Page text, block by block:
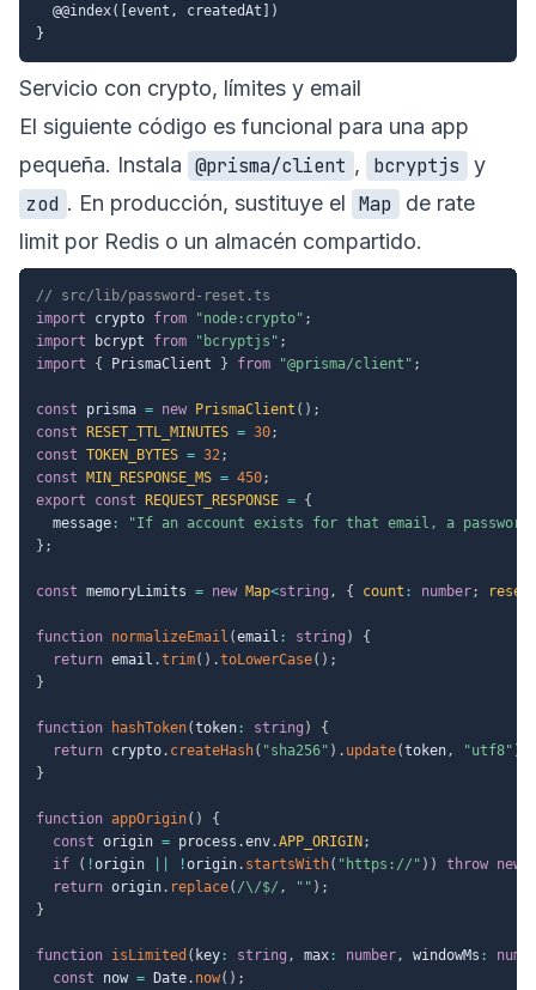
  @@index([event, createdAt])
Servicio con crypto, límites y email
El siguiente código es funcional para una app
pequeña. Instala @prisma/client , bcryptjs
y
zod . En producción, sustituye el Map
de rate
limit por Redis o un almacén compartido.
// src/lib/password-reset.ts
import crypto from "node:crypto" ;
import bcrypt from "bcryptjs" ;
import
{ PrismaClient } from "@prisma/client" ;
const prisma = new PrismaClient ( ) ;
const
RESET_TTL_MINUTES = 30;
const TOKEN_BYTES = 32;
const
MIN_RESPONSE_MS = 450;
export
const REQUEST_RESPONSE = {
  message
:
"If an account exists for that email, a
} ;
const memoryLimits = new Map<string , { count : number;
function normalizeEmail (email : string )
{
return email .trim( ) .toLowerCase( ) ;
}
function hashToken(token : string )
{
return crypto. createHash( "sha256" ) . update(token, "utf8" )
}
function appOrigin( )
{
const origin = process .env.APP_ORIGIN ;
if
( !origin !origin. startsWith( "https://" ) ) throw new
return origin. replace( /\/$/ , "" ) ;
}
function isLimited ( key : string , max : number, windowMs :
const now = Date. now( ) ;